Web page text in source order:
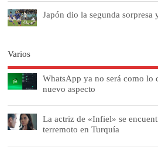
Japón dio la segunda sorpresa
Varios
WhatsApp ya no será como lo
nuevo aspecto
La actriz de «Infiel» se
terremoto en Turquía